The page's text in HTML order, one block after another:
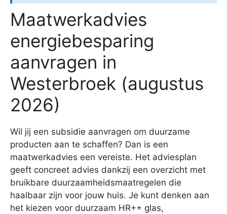
Maatwerkadvies
energiebesparing
aanvragen in
Westerbroek (augustus
2026)
Wil jij een subsidie aanvragen om duurzame
producten aan te schaffen? Dan is een
maatwerkadvies een vereiste. Het adviesplan
geeft concreet advies dankzij een overzicht met
bruikbare duurzaamheidsmaatregelen die
haalbaar zijn voor jouw huis. Je kunt denken aan
het kiezen voor duurzaam HR++ glas,